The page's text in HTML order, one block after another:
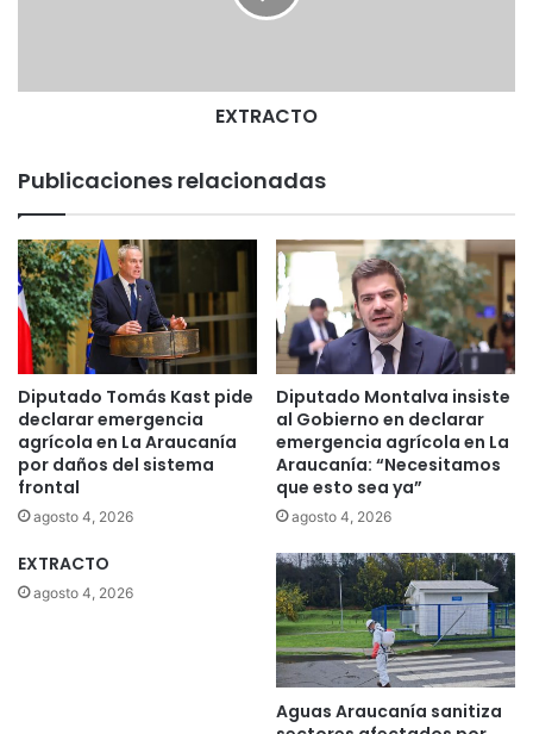
EXTRACTO
Publicaciones relacionadas
Diputado Tomás Kast pide
declarar emergencia
agrícola en La Araucanía
por daños del sistema
frontal
agosto 4, 2026
Diputado Montalva insiste
al Gobierno en declarar
emergencia agrícola en La
Araucanía: “Necesitamos
que esto sea ya”
agosto 4, 2026
EXTRACTO
agosto 4, 2026
Aguas Araucanía sanitiza